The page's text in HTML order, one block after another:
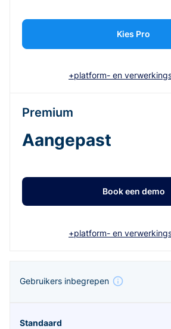
Kies Pro
+platform- en
Premium
Aangepast
Book een demo
+platform- en
Gebruikers inbegrepen